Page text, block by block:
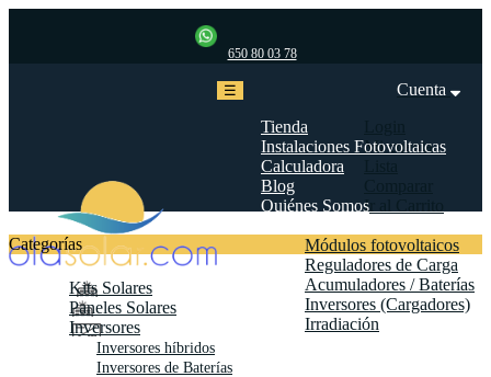
650 80 03 78
Cuenta
Mi cuenta
Ir al Carrito
Navegación
palanca
☰
Tienda
Instalaciones Fotovoltaicas
Calculadora
Blog
Quiénes Somos
Módulos fotovoltaicos
Reguladores de Carga
Acumuladores / Baterías
Inversores (Cargadores)
Irradiación
Categorías
Kits Solares
Paneles Solares
Inversores
Inversores híbridos
Inversores de Baterías